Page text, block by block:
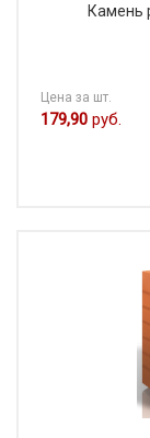
Камень
Цена за шт.
179,90 руб.